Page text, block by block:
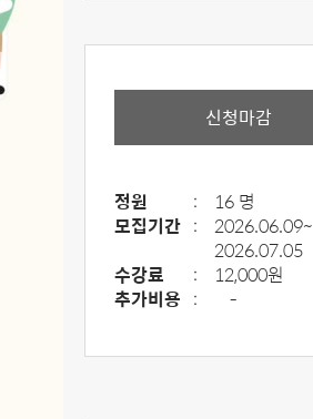
신청마감
정원 :
16 명
모집기간 :
2026.06.09~
2026.07.05
수강료
:
12,000원
추가비용 : -